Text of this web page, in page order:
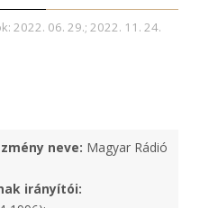
2022. 06. 29.; 2022. 11. 24.
neve: Magyar Rádió
irányítói: